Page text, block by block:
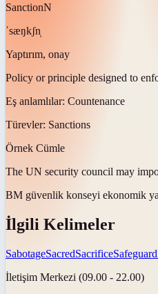
SanctionN
ˈsæŋkʃn̩
Yaptırım, onay
Policy or principle designed to
Eş anlamlılar: Countenance
Türevler: Sanctions
Örnek Cümle
The UN security council may
BM güvenlik konseyi ekonomik
İlgili Kelimeler
SabotageSacredSacrificeSafeguard
İletişim Merkezi (09.00 - 22.00)